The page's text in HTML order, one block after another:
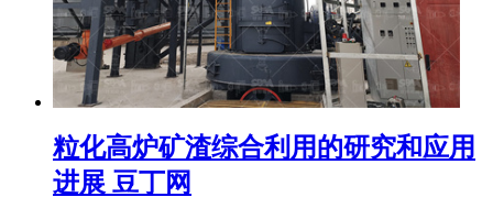
粒化高炉矿渣综合利用的研究和应用
进展 豆丁网